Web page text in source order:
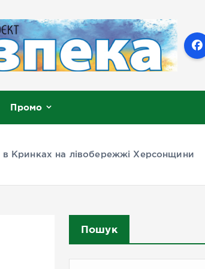
Промо
в Кринках на лівобережжі Херсонщини
Пошук